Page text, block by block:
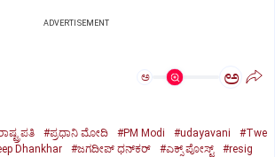
ADVERTISEMENT
ಅ ಅ
#ಪ್ರಧಾನಿ ಮೋದಿ #PM Modi #udayavani
#Twe
Dhankhar #ಜಗದೀಪ್‌ ಧನ್‌ಕರ್‌ #ಎಕ್ಸ್‌ ಪೋಸ್ಟ್
#resig